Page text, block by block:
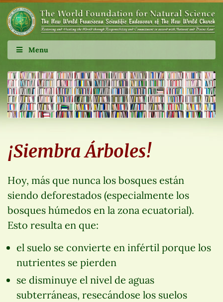
Menu
¡Siembra Árboles!
Hoy, más que nunca los bosques están
siendo deforestados (especialmente los
bosques húmedos en la zona ecuatorial).
Esto resulta en que:
el suelo se convierte en infértil porque los
nutrientes se pierden
se disminuye el nivel de aguas
subterráneas, resecándose los suelos